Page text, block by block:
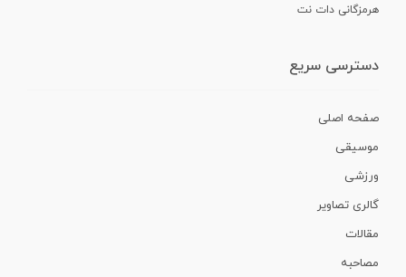
هرمزگانی دات نت
دسترسی سریع
صفحه اصلی
موسیقی
ورزشی
گالری تصاویر
مقالات
مصاحبه